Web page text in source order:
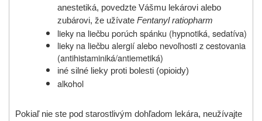
anestetiká, povedzte Vášmu lekárovi alebo
zubárovi, že užívate Fentanyl ratiopharm
lieky na liečbu porúch spánku (hypnotiká, sedatíva)
lieky na liečbu alergií alebo nevoľnosti z cestovania
(antihistaminiká/antiemetiká)
iné silné lieky proti bolesti (opioidy)
alkohol
Pokiaľ nie ste pod starostlivým dohľadom lekára, neužívajte